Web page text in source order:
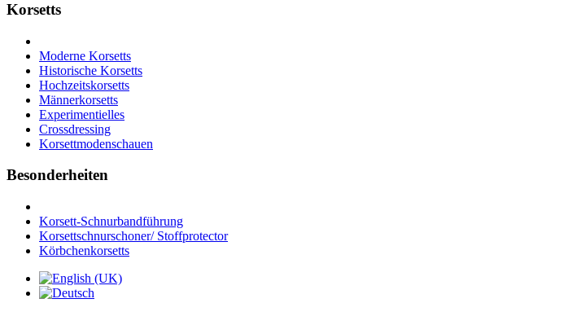
Korsetts
Moderne Korsetts
Historische Korsetts
Hochzeitskorsetts
Männerkorsetts
Experimentielles
Crossdressing
Korsettmodenschauen
Besonderheiten
Korsett-Schnurbandführung
Korsettschnurschoner/ Stoffprotector
Körbchenkorsetts